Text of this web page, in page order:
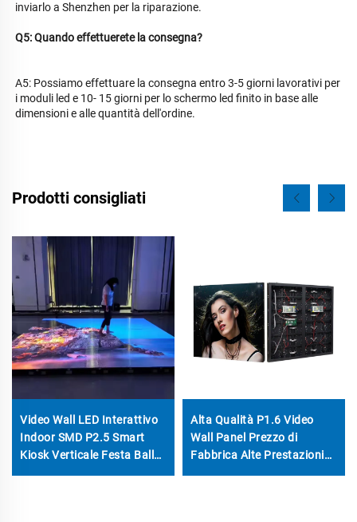
inviarlo a Shenzhen per la riparazione.
Q5: Quando effettuerete la consegna?
A5: Possiamo effettuare la consegna entro 3-5 giorni lavorativi per
i moduli led e 10- 15 giorni per lo schermo led finito in base alle
dimensioni e alle quantità dell'ordine.
Prodotti consigliati
Video Wall LED Interattivo
Indoor SMD P2.5 Smart
Kiosk Verticale Festa Ballo
Display Pubblicitario LED
Alta Qualità P1.6 Video
Wall Panel Prezzo di
Fabbrica Alte Prestazioni
Colore Completo Display